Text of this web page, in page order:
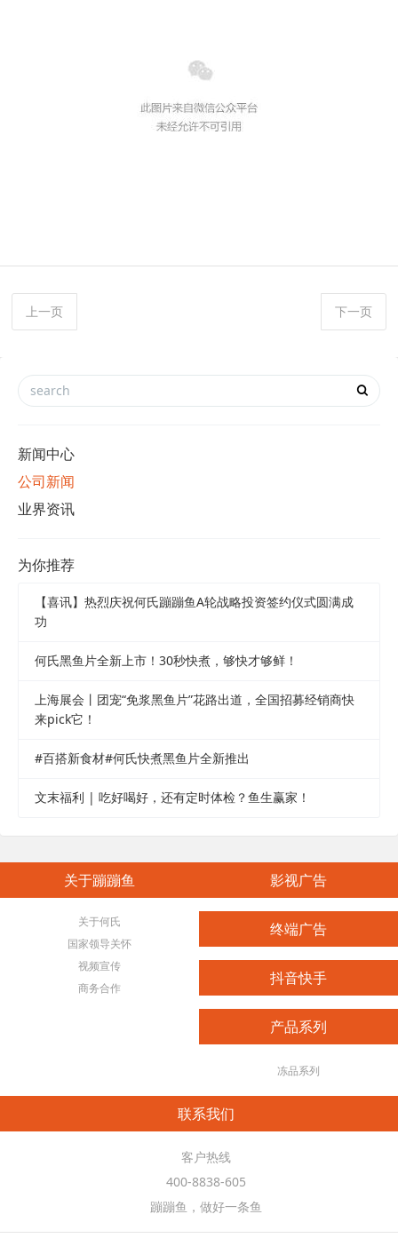
上一页 下一页
新闻中心
公司新闻
业界资讯
为你推荐
【喜讯】热烈庆祝何氏蹦蹦鱼A轮战略投资签约仪式圆满成
功
何氏黑鱼片全新上市！30秒快煮，够快才够鲜！
上海展会丨团宠“免浆黑鱼片”花路出道，全国招募经销商快
来pick它！
#百搭新食材#何氏快煮黑鱼片全新推出
文末福利 | 吃好喝好，还有定时体检？鱼生赢家！
关于蹦蹦鱼
关于何氏
国家领导关怀
视频宣传
商务合作
影视广告
终端广告
抖音快手
产品系列
冻品系列
联系我们
客户热线
400-8838-605
蹦蹦鱼，做好一条鱼